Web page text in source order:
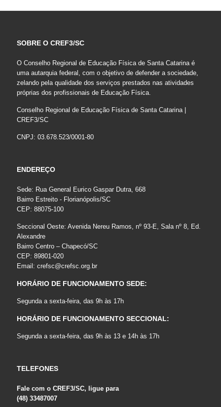
SOBRE O CREF3/SC
O Conselho Regional de Educação Física de Santa Catarina é
uma autarquia federal, com o objetivo de defender a sociedade,
zelando pela qualidade dos serviços prestados nas atividades
próprias dos profissionais de Educação Física.
Conselho Regional de Educação Física de Santa Catarina |
CREF3/SC
CNPJ: 03.678.523/0001-80
ENDEREÇO
Sede: Rua General Eurico Gaspar Dutra, 668
Bairro Estreito - Florianópolis/SC
CEP: 88075-100
Seccional Oeste: Avenida Nereu Ramos, nº 93-E, Sala nº 8, Ed.
Alexandre
Bairro Centro – Chapecó/SC
CEP: 89801-020
Email: crefsc@crefsc.org.br
HORÁRIO DE FUNCIONAMENTO SEDE:
Segunda a sexta-feira, das 9h às 17h
HORÁRIO DE FUNCIONAMENTO SECCIONAL:
Segunda a sexta-feira, das 9h às 13 e 14h às 17h
TELEFONES
Fale com o CREF3/SC, ligue para
(48) 33487007